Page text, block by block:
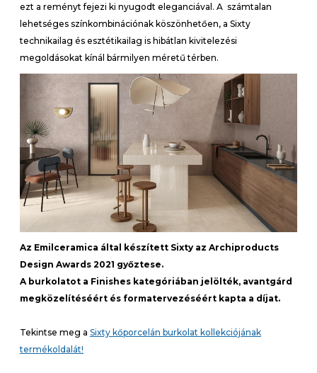
ezt a reményt fejezi ki nyugodt eleganciával. A számtalan
lehetséges színkombinációnak köszönhetően, a Sixty
technikailag és esztétikailag is hibátlan kivitelezési
megoldásokat kínál bármilyen méretű térben.
Az Emilceramica által készített Sixty az Archiproducts
Design Awards 2021 győztese.
A burkolatot a Finishes kategóriában jelölték, avantgárd
megközelítéséért és formatervezéséért kapta a díjat.
Tekintse meg a Sixty kőporcelán burkolat kollekciójának
termékoldalát!